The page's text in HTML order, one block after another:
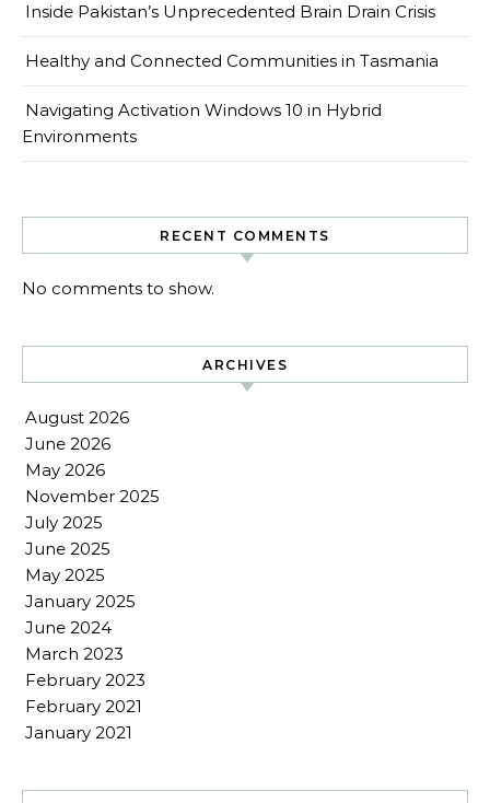
Inside Pakistan’s Unprecedented Brain Drain Crisis
Healthy and Connected Communities in Tasmania
Navigating Activation Windows 10 in Hybrid
Environments
RECENT COMMENTS
No comments to show.
ARCHIVES
August 2026
June 2026
May 2026
November 2025
July 2025
June 2025
May 2025
January 2025
June 2024
March 2023
February 2023
February 2021
January 2021